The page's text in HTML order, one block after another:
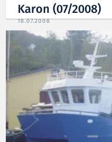
Karon (07/2008)
18.07.2008